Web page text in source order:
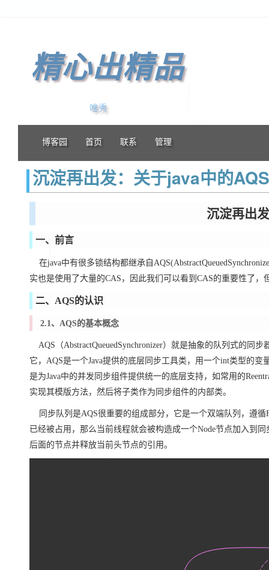
精心出精品
唯秀
博客园 首页 联系 管理
沉淀再出发：关于java中的
沉淀再出
一、前言
在java中有很多锁结构都继承自
实也是使用了大量的CAS，因此我们可以看到CAS的重要性了
二、AQS的认识
2.1、AQS的基本概念
AQS（AbstractQueuedSynchronizer）就是抽象的队列式的同
它，AQS是一个Java提供的底层同步工具类，用一个int类型的
是为Java中的并发同步组件提供统一的底层支持， 如常用的
实现其模版方法，然后将子类作为同步组件的内部类。
同步队列是AQS很重要的组成部分，它是一个双端队列，遵
已经被占用，那么当前线程就会被构造成一个Node节点加入到
后面的节点并释放当前头节点的引用。